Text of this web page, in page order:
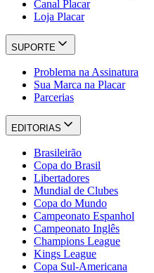
Canal Placar
Loja Placar
SUPORTE
Problema na Assinatura
Sua Marca na Placar
Parcerias
EDITORIAS
Brasileirão
Copa do Brasil
Libertadores
Mundial de Clubes
Copa do Mundo
Campeonato Espanhol
Campeonato Inglês
Champions League
Kings League
Copa Sul-Americana